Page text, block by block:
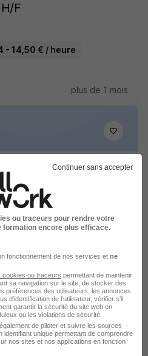
F
- 14,50 € / heure
plus de 1 mois
H/F
F
Continuer sans accepter
ou traceurs pour rendre votre
formation encore plus efficace.
fonctionnement de nos services et ne
cookies ou traceurs permettant de maintenir
sa navigation sur le site, de stocker des
préférences des utilisateurs, les annonces
d'identification de l'utilisateur, vérifier s'il
garantir la sécurité du site web en
ou les violations de sécurité.
de piloter et suivre les sources
identifiant unique permettant de comprendre
nos sites et nos applications en fonction